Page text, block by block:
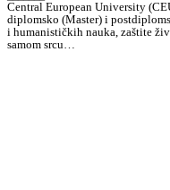
Central European University
diplomsko (Master) i
i humanističkih nauka, zaštite
samom srcu…